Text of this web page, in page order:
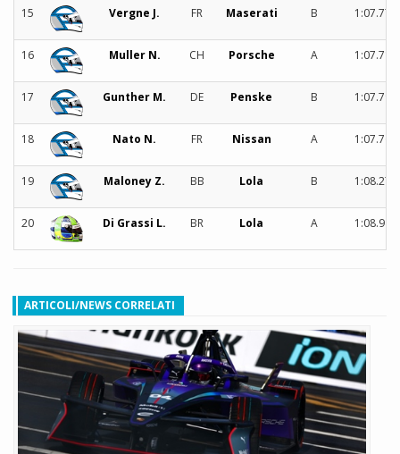
15 Vergne J. FR Maserati B 1:07.776
16 Muller N. CH Porsche A 1:07.714
17 Gunther M. DE Penske B 1:07.791
18 Nato N. FR Nissan A 1:07.761
19 Maloney Z. BB Lola B 1:08.271
20 Di Grassi L. BR Lola A 1:08.988
ARTICOLI/NEWS CORRELATI